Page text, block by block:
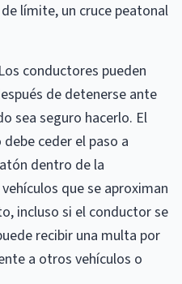
límite, un cruce peatonal
Los conductores pueden
de detenerse ante
sea seguro hacerlo. El
ceder el paso a
dentro de la
que se aproximan
incluso si el conductor se
recibir una multa por
a otros vehículos o